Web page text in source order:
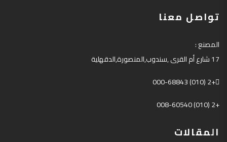
تواصل معنا
المصنع:
17شارع أم القرى,سندوب,المنصورة,الدقهلية
+2 (010) 000-68843
+2 (010) 008-60540
المقالات